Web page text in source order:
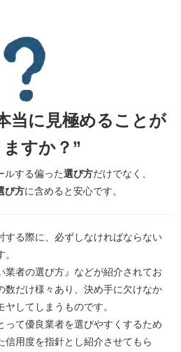
当に見極めることが
すか？”
ルする偏った選び方だけでなく、
び方に含めると安心です。
する際に、必ずしなければならない
業者の選び方』などが紹介されてお
数だけ様々あり、決め手に欠けなか
してしまうものです。
って優良業者を選びやすくするため
信用度を指針とし紹介させてもら